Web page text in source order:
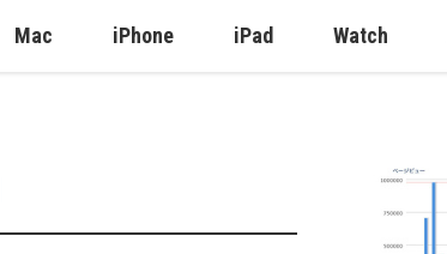
Mac iPhone iPad Watch